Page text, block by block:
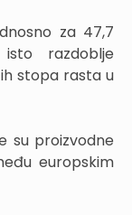
za 47,7
razdoblje
stopa rasta u
su proizvodne
europskim